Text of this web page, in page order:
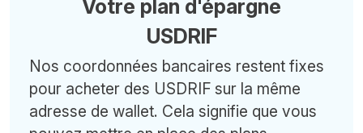
Votre plan d'épargne
USDRIF
Nos coordonnées bancaires restent fixes
pour acheter des USDRIF sur la même
adresse de wallet. Cela signifie que vous